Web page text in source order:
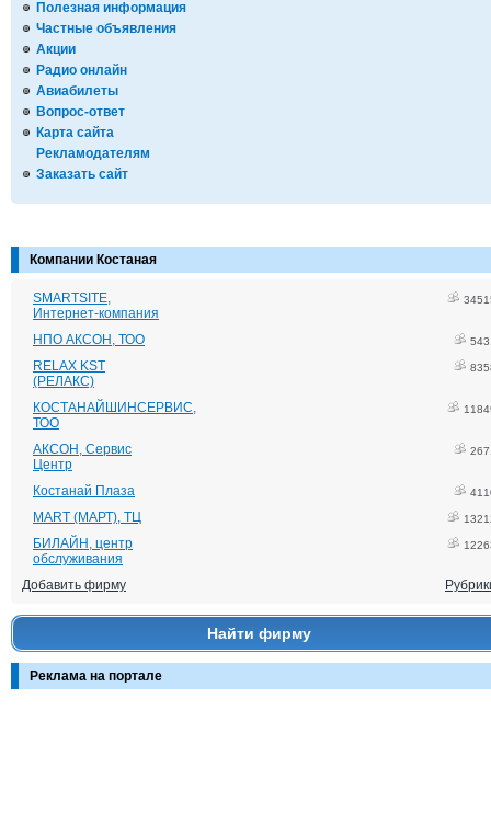
Полезная информация
Частные объявления
Акции
Радио онлайн
Авиабилеты
Вопрос-ответ
Карта сайта
Рекламодателям
Заказать сайт
Компании Костаная
SMARTSITE,
Интернет-компания
НПО АКСОН, ТОО
RELAX KST
(РЕЛАКС)
КОСТАНАЙШИНСЕРВИС,
ТОО
АКСОН, Сервис
Центр
Костанай Плаза
MART (МАРТ), ТЦ
БИЛАЙН, центр
обслуживания
Добавить фирму
Найти фирму
Реклама на портале